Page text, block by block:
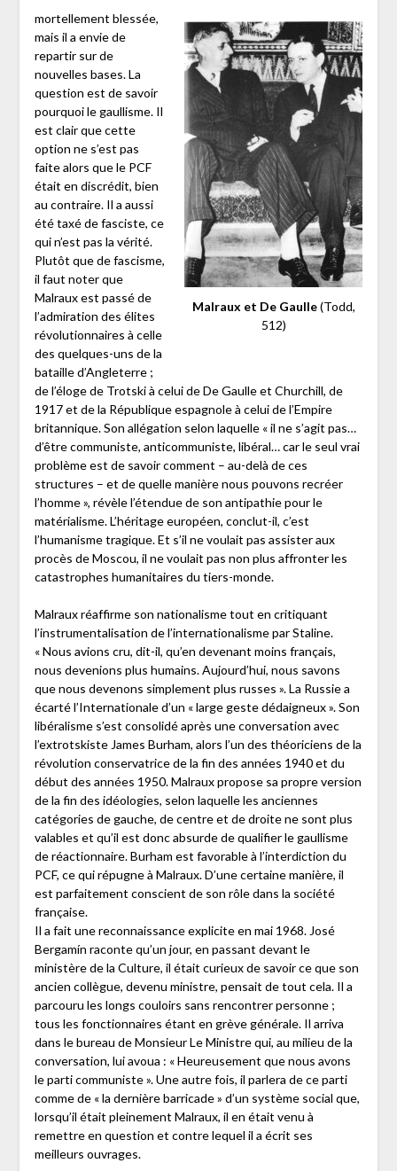
Malraux et De Gaulle(Todd,
512)
mortellement blessée,
mais il a envie de
repartir sur de
nouvelles bases. La
question est de savoir
pourquoi le gaullisme. Il
est clair que cette
option ne s’est pas
faite alors que le PCF
était en discrédit, bien
au contraire. Il a aussi
été taxé de fasciste, ce
qui n’est pas la vérité.
Plutôt que de fascisme,
il faut noter que
Malraux est passé de
l’admiration des élites
révolutionnaires à celle
des quelques-uns de la
bataille d’Angleterre ;
de l’éloge de Trotski à celui de De Gaulle et Churchill, de
1917 et de la République espagnole à celui de l’Empire
britannique. Son allégation selon laquelle « il ne s’agit pas…
d’être communiste, anticommuniste, libéral… car le seul vrai
problème est de savoir comment – au-delà de ces
structures – et de quelle manière nous pouvons recréer
l’homme », révèle l’étendue de son antipathie pour le
matérialisme. L’héritage européen, conclut-il, c’est
l’humanisme tragique. Et s’il ne voulait pas assister aux
procès de Moscou, il ne voulait pas non plus affronter les
catastrophes humanitaires du tiers-monde.
Malraux réaffirme son nationalisme tout en critiquant
l’instrumentalisation de l’internationalisme par Staline.
« Nous avions cru, dit-il, qu’en devenant moins français,
nous devenions plus humains. Aujourd’hui, nous savons
que nous devenons simplement plus russes ». La Russie a
écarté l’Internationale d’un « large geste dédaigneux ». Son
libéralisme s’est consolidé après une conversation avec
l’extrotskiste James Burham, alors l’un des théoriciens de la
révolution conservatrice de la fin des années 1940 et du
début des années 1950. Malraux propose sa propre version
de la fin des idéologies, selon laquelle les anciennes
catégories de gauche, de centre et de droite ne sont plus
valables et qu’il est donc absurde de qualifier le gaullisme
de réactionnaire. Burham est favorable à l’interdiction du
PCF, ce qui répugne à Malraux. D’une certaine manière, il
est parfaitement conscient de son rôle dans la société
française.
Il a fait une reconnaissance explicite en mai 1968. José
Bergamín raconte qu’un jour, en passant devant le
ministère de la Culture, il était curieux de savoir ce que son
ancien collègue, devenu ministre, pensait de tout cela. Il a
parcouru les longs couloirs sans rencontrer personne ;
tous les fonctionnaires étant en grève générale. Il arriva
dans le bureau de Monsieur Le Ministre qui, au milieu de la
conversation, lui avoua : « Heureusement que nous avons
le parti communiste ». Une autre fois, il parlera de ce parti
comme de « la dernière barricade » d’un système social que,
lorsqu’il était pleinement Malraux, il en était venu à
remettre en question et contre lequel il a écrit ses
meilleurs ouvrages.